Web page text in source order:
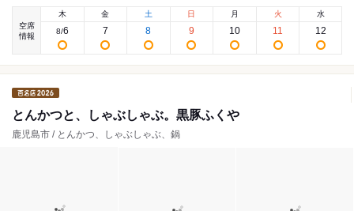
空席
情報
木
8/6
金
7
土
8
日
9
月
10
火
11
水
12
とんかつと、しゃぶしゃぶ。黒豚ふくや
鹿児島市 / とんかつ、しゃぶしゃぶ、鍋